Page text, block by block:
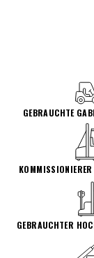
GEBRAUCHTE
GEBRAUCHTER